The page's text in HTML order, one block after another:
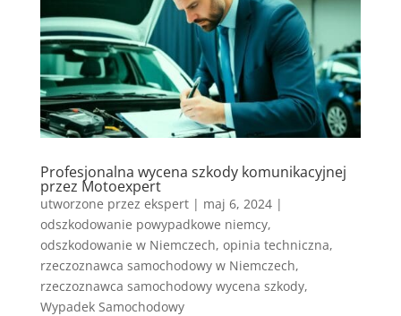
Profesjonalna wycena szkody komunikacyjnej
przez Motoexpert
utworzone przez ekspert| maj 6, 2024|
odszkodowanie powypadkowe niemcy,
odszkodowanie w Niemczech, opinia techniczna,
rzeczoznawca samochodowy w Niemczech,
rzeczoznawca samochodowy wycena szkody,
Wypadek Samochodowy